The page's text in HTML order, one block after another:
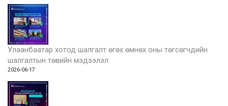
Улаанбаатар хотод шалгалт өгөх өмнөх оны төгсөгчдийн
шалгалтын төвийн мэдээлэл
2026-06-17